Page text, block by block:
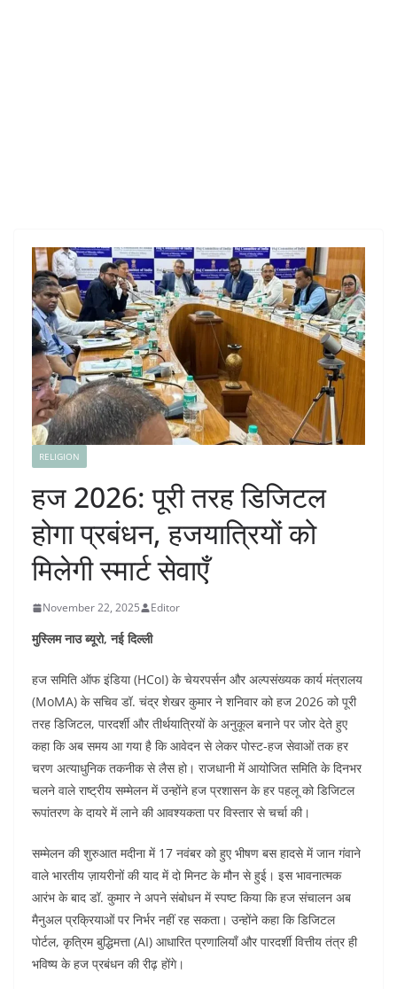
RELIGION
हज 2026: पूरी तरह डिजिटल
होगा प्रबंधन, हजयात्रियों को
मिलेगी स्मार्ट सेवाएँ
November 22, 2025 Editor
मुस्लिम नाउ ब्यूरो, नई दिल्ली
हज समिति ऑफ इंडिया (HCoI) के चेयरपर्सन और अल्पसंख्यक कार्य मंत्रालय
(MoMA) के सचिव डॉ. चंद्र शेखर कुमार ने शनिवार को हज 2026 को पूरी
तरह डिजिटल, पारदर्शी और तीर्थयात्रियों के अनुकूल बनाने पर जोर देते हुए
कहा कि अब समय आ गया है कि आवेदन से लेकर पोस्ट-हज सेवाओं तक हर
चरण अत्याधुनिक तकनीक से लैस हो। राजधानी में आयोजित समिति के दिनभर
चलने वाले राष्ट्रीय सम्मेलन में उन्होंने हज प्रशासन के हर पहलू को डिजिटल
रूपांतरण के दायरे में लाने की आवश्यकता पर विस्तार से चर्चा की।
सम्मेलन की शुरुआत मदीना में 17 नवंबर को हुए भीषण बस हादसे में जान गंवाने
वाले भारतीय ज़ायरीनों की याद में दो मिनट के मौन से हुई। इस भावनात्मक
आरंभ के बाद डॉ. कुमार ने अपने संबोधन में स्पष्ट किया कि हज संचालन अब
मैनुअल प्रक्रियाओं पर निर्भर नहीं रह सकता। उन्होंने कहा कि डिजिटल
पोर्टल, कृत्रिम बुद्धिमत्ता (AI) आधारित प्रणालियाँ और पारदर्शी वित्तीय तंत्र ही
भविष्य के हज प्रबंधन की रीढ़ होंगे।